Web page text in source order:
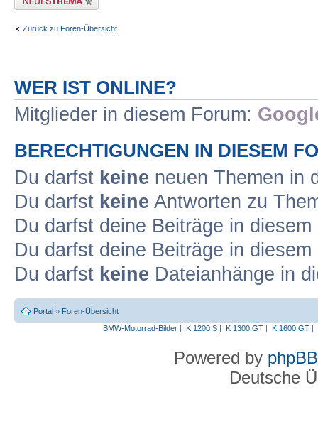
Zurück zu Foren-Übersicht
WER IST ONLINE?
Mitglieder in diesem Forum:
BERECHTIGUNGEN IN DIESEM
Du darfst keine neuen Themen in
Du darfst keine Antworten zu
Du darfst deine Beiträge in
Du darfst deine Beiträge in
Du darfst keine Dateianhänge in
Portal » Foren-Übersicht
BMW-Motorrad-Bilder| K 1200 S| K 1300 GT| K 1600 GT|
Powered by phpBB
Deutsche